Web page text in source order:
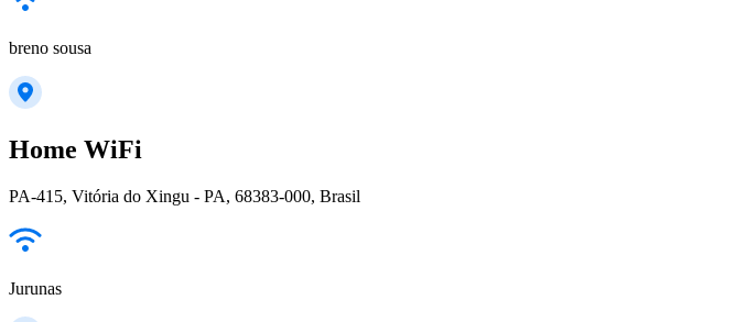
breno sousa
Home WiFi
PA-415, Vitória do Xingu - PA, 68383-000, Brasil
Jurunas